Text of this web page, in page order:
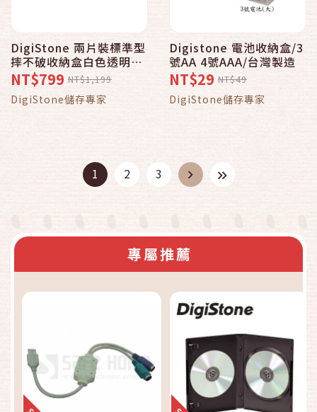
DigiStone 兩片裝標準型
摔不破收納盒白色透明
100個
NT$799 NT$1,199
DigiStone儲存專家
Digistone 電池收納盒/3
號AA 4號AAA/台灣製造
NT$29 NT$49
DigiStone儲存專家
1 2 3
專屬推薦